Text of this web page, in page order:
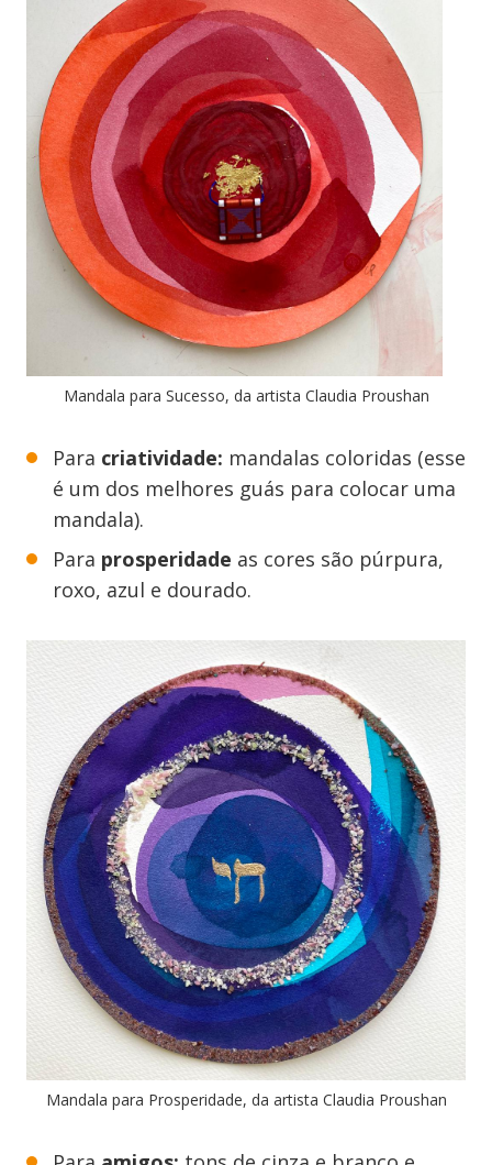
Mandala para Sucesso, da artista Claudia Proushan
Para criatividade: mandalas coloridas (esse
é um dos melhores guás para colocar uma
mandala).
Para prosperidade as cores são púrpura,
roxo, azul e dourado.
Mandala para Prosperidade, da artista Claudia Proushan